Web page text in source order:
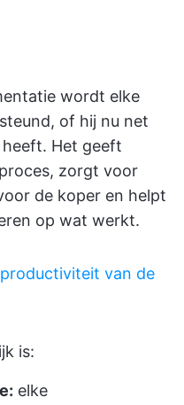
wordt elke
of hij nu net
Het geeft
zorgt voor
de koper en helpt
op wat werkt.
van de
is:
elke